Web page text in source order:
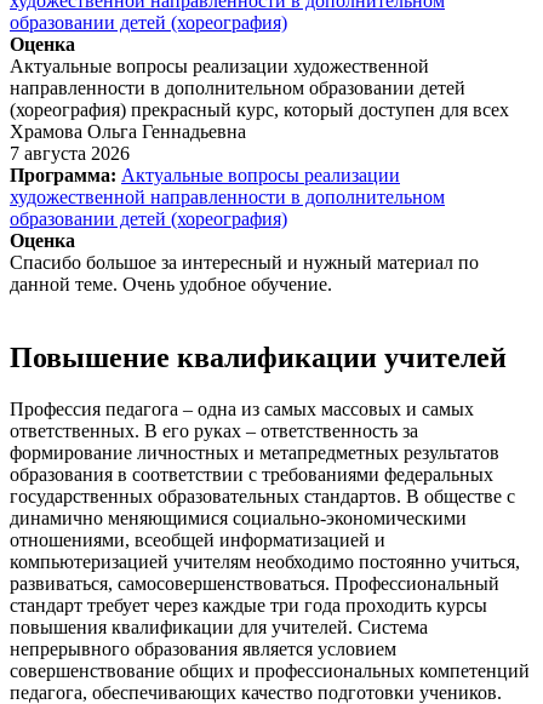
образовании детей (хореография)
Оценка
Актуальные вопросы реализации художественной
направленности в дополнительном образовании детей
(хореография) прекрасный курс, который доступен для всех
Храмова Ольга Геннадьевна
7 августа 2026
Программа: Актуальные вопросы реализации
художественной направленности в дополнительном
образовании детей (хореография)
Оценка
Спасибо большое за интересный и нужный материал по
данной теме. Очень удобное обучение.
Повышение квалификации учителей
Профессия педагога – одна из самых массовых и самых
ответственных. В его руках – ответственность за
формирование личностных и метапредметных результатов
образования в соответствии с требованиями федеральных
государственных образовательных стандартов. В обществе с
динамично меняющимися социально-экономическими
отношениями, всеобщей информатизацией и
компьютеризацией учителям необходимо постоянно учиться,
развиваться, самосовершенствоваться. Профессиональный
стандарт требует через каждые три года проходить курсы
повышения квалификации для учителей. Система
непрерывного образования является условием
совершенствование общих и профессиональных компетенций
педагога, обеспечивающих качество подготовки учеников.